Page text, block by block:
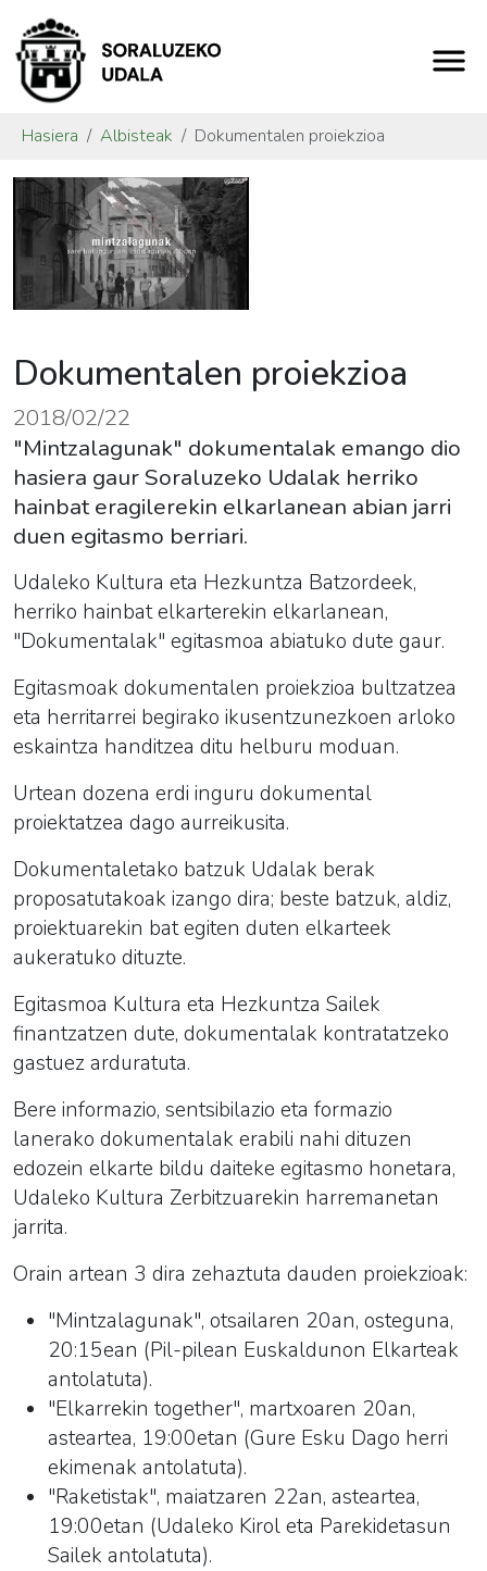
Hasiera Albisteak Dokumentalen proiekzioa
Dokumentalen proiekzioa
2018/02/22
"Mintzalagunak" dokumentalak emango dio
hasiera gaur Soraluzeko Udalak herriko
hainbat eragilerekin elkarlanean abian jarri
duen egitasmo berriari.
Udaleko Kultura eta Hezkuntza Batzordeek,
herriko hainbat elkarterekin elkarlanean,
"Dokumentalak" egitasmoa abiatuko dute gaur.
Egitasmoak dokumentalen proiekzioa bultzatzea
eta herritarrei begirako ikusentzunezkoen arloko
eskaintza handitzea ditu helburu moduan.
Urtean dozena erdi inguru dokumental
proiektatzea dago aurreikusita.
Dokumentaletako batzuk Udalak berak
proposatutakoak izango dira; beste batzuk, aldiz,
proiektuarekin bat egiten duten elkarteek
aukeratuko dituzte.
Egitasmoa Kultura eta Hezkuntza Sailek
finantzatzen dute, dokumentalak kontratatzeko
gastuez arduratuta.
Bere informazio, sentsibilazio eta formazio
lanerako dokumentalak erabili nahi dituzen
edozein elkarte bildu daiteke egitasmo honetara,
Udaleko Kultura Zerbitzuarekin harremanetan
jarrita.
Orain artean 3 dira zehaztuta dauden proiekzioak:
"Mintzalagunak", otsailaren 20an, osteguna,
20:15ean (Pil-pilean Euskaldunon Elkarteak
antolatuta).
"Elkarrekin together", martxoaren 20an,
asteartea, 19:00etan (Gure Esku Dago herri
ekimenak antolatuta).
"Raketistak", maiatzaren 22an, asteartea,
19:00etan (Udaleko Kirol eta Parekidetasun
Sailek antolatuta).